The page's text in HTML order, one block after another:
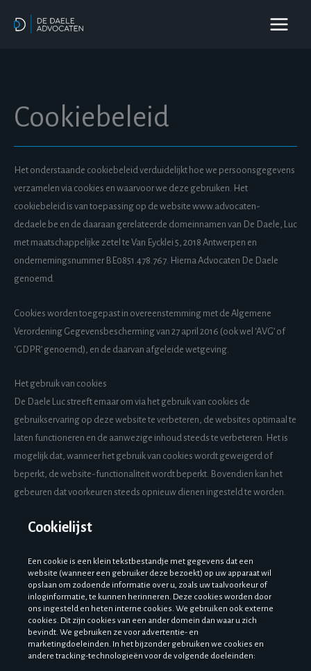
naar
Cookiebeleid
Het onderstaande cookiebeleid verduidelijkt hoe we persoonsgegevens
verzamelen via cookies en waarvoor we deze gebruiken. Het
cookiebeleid is van toepassing op de website www.advocaten-
dedaele.be en de daaraan gerelateerde domeinnamen van De Daele, Luc
met maatschappelijke zetel te Van Eycklei 5, 2018 Antwerpen en
ondernemingsnummer BE0851.478.767. Hierna Advocaten De Daele
genoemd.
Cookies worden toegepast in overeenstemming met de Algemene
Verordening Gegevensbescherming van 27 april 2016 (ook wel ‘AVG’ of
‘GDPR’ genoemd), en de daarvan afgeleide wetgeving.
Het gebruik van cookies
De Daele Luc streeft ernaar om via het gebruik van cookies de
gebruikservaring op deze website te verbeteren, de websites optimaal te
laten functioneren en de aanwezige inhoud steeds te verbeteren. Het is
mogelijk dat, wanneer het gebruik van cookies wordt geweigerd of
beperkt, de website-functionaliteit wordt beperkt. Bovendien kan het
gebeuren dat voorkeuren steeds opnieuw dienen ingesteld te worden.
Cookielijst
Een cookie is een klein tekstbestandje met gegevens dat een
website (wanneer een gebruiker deze bezoekt) op uw apparaat wil
opslaan om zodoende informatie over u, zoals uw taalvoorkeur of
inloginformatie, te kunnen herinneren. Deze cookies worden door
ons ingesteld en heten interne cookies. We gebruiken ook externe
cookies. Dit zijn cookies van een ander domein dan waar u zich
bevindt. We gebruiken ze voor advertentie- en
marketingdoeleinden. In het bijzonder gebruiken we cookies en
andere tracking-technologieën voor de volgende doeleinden: